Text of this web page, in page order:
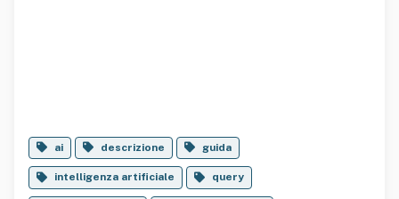
ai descrizione guida
intelligenza artificiale query